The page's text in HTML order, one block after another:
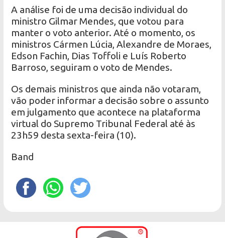
A análise foi de uma decisão individual do
ministro Gilmar Mendes, que votou para
manter o voto anterior. Até o momento, os
ministros Cármen Lúcia, Alexandre de Moraes,
Edson Fachin, Dias Toffoli e Luís Roberto
Barroso, seguiram o voto de Mendes.
Os demais ministros que ainda não votaram,
vão poder informar a decisão sobre o assunto
em julgamento que acontece na plataforma
virtual do Supremo Tribunal Federal até às
23h59 desta sexta-feira (10).
Band